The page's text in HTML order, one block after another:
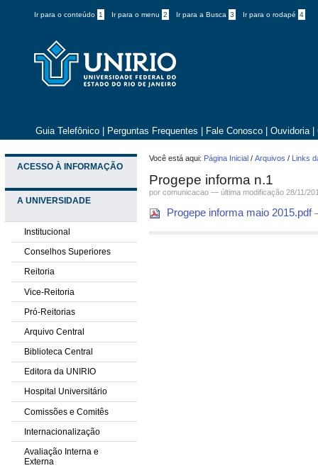
Ir para o conteúdo 1 Ir para o menu 2 Ir para a Busca 3 Ir para o rodapé 4
Guia Telefônico Perguntas Frequentes Fale Conosco Ouvidoria
ACESSO À INFORMAÇÃO
A UNIVERSIDADE
Institucional
Conselhos Superiores
Reitoria
Vice-Reitoria
Pró-Reitorias
Arquivo Central
Biblioteca Central
Editora da UNIRIO
Hospital Universitário
Comissões e Comitês
Internacionalização
Avaliação Interna e
Externa
Você está aqui: Página Inicial /Arquivos / Links
Progepe informa n.1
por comunicacao —última modificação 28/11/
Progepe informa maio 2015.pdf